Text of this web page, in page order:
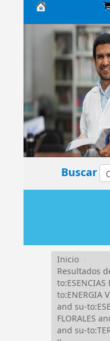
Biblioteca
Central
EsSalud
Buscar
Inicio
Resultados
to:ENERGIA
and su-
FLORALES
and su-